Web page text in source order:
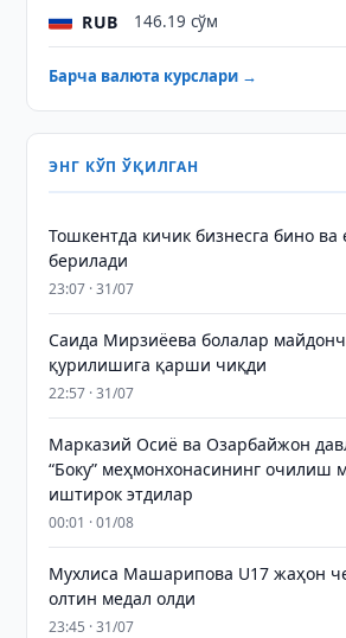
RUB 146.19 сўм
Барча валюта курслари →
ЭНГ КЎП ЎҚИЛГАН
Тошкентда кичик бизнесга бино ва
берилади
23:07 · 31/07
Саида Мирзиёева болалар
қурилишига қарши чиқди
22:57 · 31/07
Марказий Осиё ва Озарбайжон
“Боку” меҳмонхонасининг очилиш
иштирок этдилар
00:01 · 01/08
Мухлиса Машарипова U17 жаҳон
олтин медал олди
23:45 · 31/07